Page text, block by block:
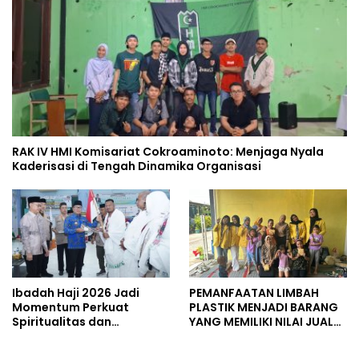
RAK IV HMI Komisariat Cokroaminoto: Menjaga Nyala
Kaderisasi di Tengah Dinamika Organisasi
Ibadah Haji 2026 Jadi
Momentum Perkuat
Spiritualitas dan
PEMANFAATAN LIMBAH
PLASTIK MENJADI BARANG
YANG MEMILIKI NILAI JUAL